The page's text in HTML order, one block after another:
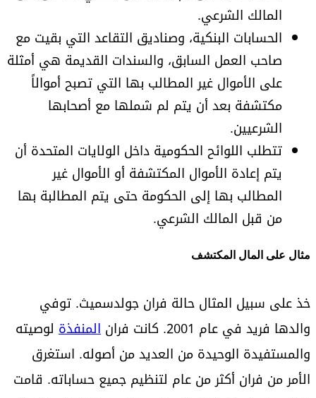
المالك الشرعي.
الحسابات البنكية، وصناديق التقاعد التي بقيت مع
صاحب العمل السابق، والسندات القديمة هي أمثلة
على الأموال غير المطالب بها التي تصبح أموالاً
مكتشفة بعد أن يتم لم شملها مع أصحابها
الشرعيين.
تتطلب اللوائح الحكومية داخل الولايات المتحدة أن
يتم إعادة الأموال المكتشفة أو الأموال غير
المطالب بها إلى الحكومة حتى يتم المطالبة بها
من قبل المالك الشرعي.
مثال على المال المكتشف
خذ على سبيل المثال حالة فران جولدسميث. توفي
والدها فريد في عام 2001. كانت فران
المنفذة لوصيته
والمستفيدة الوحيدة من العديد من أصوله. استغرق
الأمر من فران أكثر من عام لتنظيم جميع حساباته. قامت